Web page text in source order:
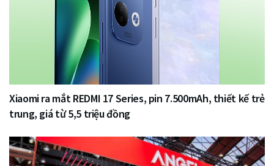
Xiaomi ra mắt REDMI 17 Series, pin 7.500mAh, thiết kế trẻ
trung, giá từ 5,5 triệu đồng